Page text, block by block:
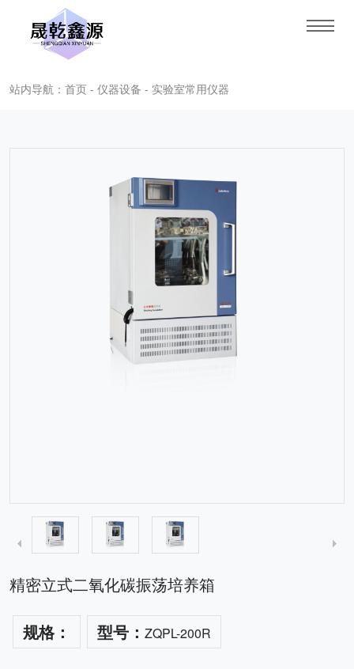
站内导航：首页 - 仪器设备 - 实验室常用仪器
精密立式二氧化碳振荡培养箱
规格： 型号： ZQPL-200R